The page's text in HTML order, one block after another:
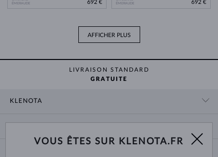
ÉMERAUDE
692 €
ÉMERAUDE
692 €
AFFICHER PLUS
LIVRAISON STANDARD
GRATUITE
KLENOTA
NOUS CONNAÎTRE
LIVRAISON ET PAIEMENT
VOUS ÊTES SUR KLENOTA.FR